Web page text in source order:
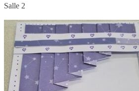
Salle 2